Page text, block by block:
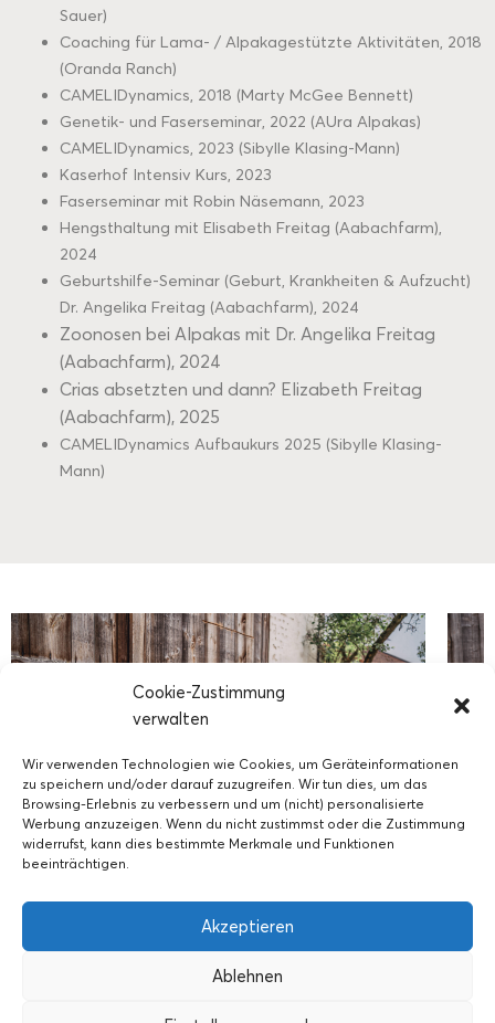
Cookie-Zustimmung
verwalten
Wir verwenden Technologien wie Cookies, um Geräteinformationen
zu speichern und/oder darauf zuzugreifen. Wir tun dies, um das
Browsing-Erlebnis zu verbessern und um (nicht) personalisierte
Werbung anzuzeigen. Wenn du nicht zustimmst oder die Zustimmung
widerrufst, kann dies bestimmte Merkmale und Funktionen
beeinträchtigen.
Akzeptieren
Ablehnen
Sauer)
Coaching für Lama- / Alpakagestützte Aktivitäten, 2018
(Oranda Ranch)
CAMELIDynamics, 2018 (Marty McGee Bennett)
Genetik- und Faserseminar, 2022 (AUra Alpakas)
CAMELIDynamics, 2023 (Sibylle Klasing-Mann)
Kaserhof Intensiv Kurs, 2023
Faserseminar mit Robin Näsemann, 2023
Hengsthaltung mit Elisabeth Freitag (Aabachfarm),
2024
Geburtshilfe-Seminar (Geburt, Krankheiten & Aufzucht)
Dr. Angelika Freitag (Aabachfarm), 2024
Zoonosen bei Alpakas mit Dr. Angelika Freitag
(Aabachfarm), 2024
Crias absetzten und dann? Elizabeth Freitag
(Aabachfarm), 2025
CAMELIDynamics Aufbaukurs 2025 (Sibylle Klasing-
Mann)